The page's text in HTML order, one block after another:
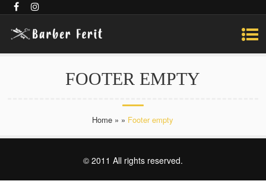
FOOTER EMPTY
Home » » Footer empty
© 2011 All rights reserved.